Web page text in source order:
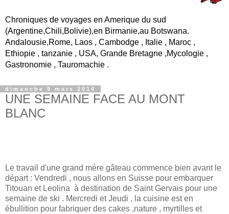
Chroniques de voyages en Amerique du sud
(Argentine,Chili,Bolivie),en Birmanie,au Botswana.
Andalousie,Rome, Laos , Cambodge , Italie , Maroc ,
Ethiopie , tanzanie , USA, Grande Bretagne ,Mycologie ,
Gastronomie , Tauromachie .
dimanche 9 mars 2014
UNE SEMAINE FACE AU MONT
BLANC
Le travail d'une grand mère gâteau commence bien avant le
départ : Vendredi , nous allons en Suisse pour embarquer
Titouan et Leolina à destination de Saint Gervais pour une
semaine de ski . Mercredi et Jeudi , la cuisine est en
ébullition pour fabriquer des cakes ,nature , myrtilles et